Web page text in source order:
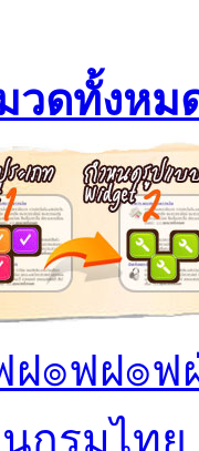
วดทั้งหม
ฝ๏ฟฝ๏ฟ